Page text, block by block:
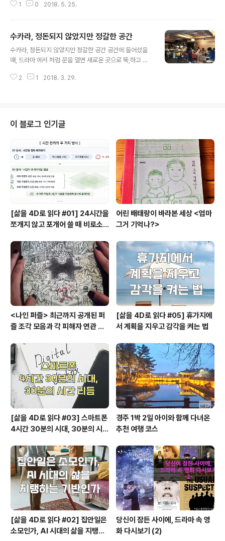
리잡은 독립서점에 다녀왔어요. 저와는 인연이 좀 있습니
며 자신의 공간을 상상하고 이름과 로고와 컨셉과 상품을
꾸리고 운영을 어떻게 할 것인지에 대한 이야기를 나누었
던 그 공간이라 정말 궁금했습니다. 미세먼지는 좀 있다고
잘 되어 있고, 찾아가기도 수월합니다. 주변 주민들도 지나
1 0 2018. 5. 25.
수카라, 정돈되지 않았지만 정갈한 공간
수카라, 정돈되지 않았지만 정갈한 공간 공간에 들어섰을
때, 드라마 에서 처럼 문을 열면 새로운 곳으로 뚝,하고 떨
층에 있는데 간판이나 입구가 요란스럽지 않아 이곳에 이
키 낮은 테이블과 소파가 놓여있다. 카페라고 하기에는 개
별 공간이 부족해서 편안하게 장시간 앉아있기는 뭣하고,
그렇다고 음식점이라고 하기에는 자유로운 분위기라서 마
치 도서관 매점처럼 정숙한 수다가 어울린다. 유기농을 몸
이 알아챌만큼 예민한 편은 아니라서 좋은 재료로 만든 음
식이라고 하면 감사히 먹기는 해도 찾아먹지는 ..
2 1 2018. 3. 29.
이 블로그 인기글
[삶을 4D로 읽다 #01] 24시간을
쪼개지 않고 포개어 쓸 때 비로소
어린 배태랑이 바라본 세상 <엄마
그거 기억나?>
<나인 퍼즐> 최근까지 공개된 퍼
즐 조각 모음과 각 피해자 연관 관
[삶을 4D로 읽다 #05] 휴가지에
서 계획을 지우고 감각을 켜는 법
[삶을 4D로 읽다 #03] 스마트폰
4시간 30분의 시대, 30분의 시간
경주 1박 2일 아이와 함께 다녀온
추천 여행 코스
[삶을 4D로 읽다 #02] 집안일은
소모인가, AI 시대의 삶을 지탱하
당신이 잠든 사이에, 드라마 속 영
화 다시보기 (2)